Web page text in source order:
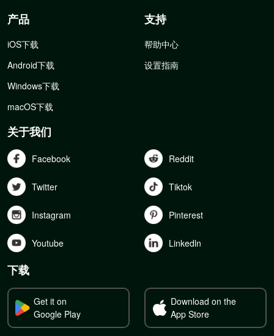
产品
iOS下载
Android下载
Windows下载
macOS下载
支持
帮助中心
设置指南
关于我们
Facebook Reddit
Twitter Tiktok
Instagram Pinterest
Youtube Linkedln
下载
Get it on
Google Play
Download on the
App Store